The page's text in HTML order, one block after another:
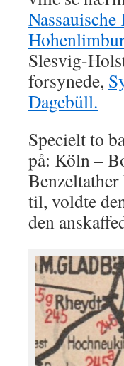
Slesvig-
forsynede,
Dagebüll.
Specielt to
på: Köln –
til, voldte
den